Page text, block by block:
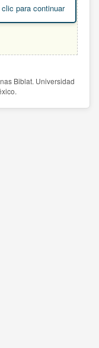
para continuar
Biblat. Universidad